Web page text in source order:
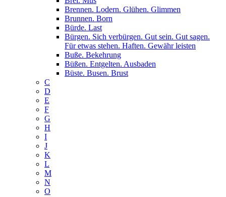
Brennen. Lodern. Glühen. Glimmen
Brunnen. Born
Bürde. Last
Bürgen. Sich verbürgen. Gut sein. Gut sagen.
Für etwas stehen. Haften. Gewähr leisten
Buße. Bekehrung
Büßen. Entgelten. Ausbaden
Büste. Busen. Brust
C
D
E
F
G
H
I
J
K
L
M
N
O